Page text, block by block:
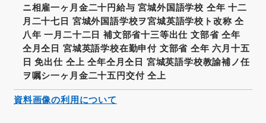
ニ相雇一ヶ月金二十円給与 宮城外国語学校 仝年 十二
月二十七日 宮城外国語学校ヲ宮城英語学校ト改称 仝
八年 一月二十二日 補文部省十三等出仕 文部省 仝年
仝月仝日 宮城英語学校在勤申付 文部省 仝年 六月十五
日 免出仕 仝上 仝年仝月仝日 宮城英語学校教諭補ノ任
ヲ嘱シ一ヶ月金二十五円交付 仝上
資料画像の利用について